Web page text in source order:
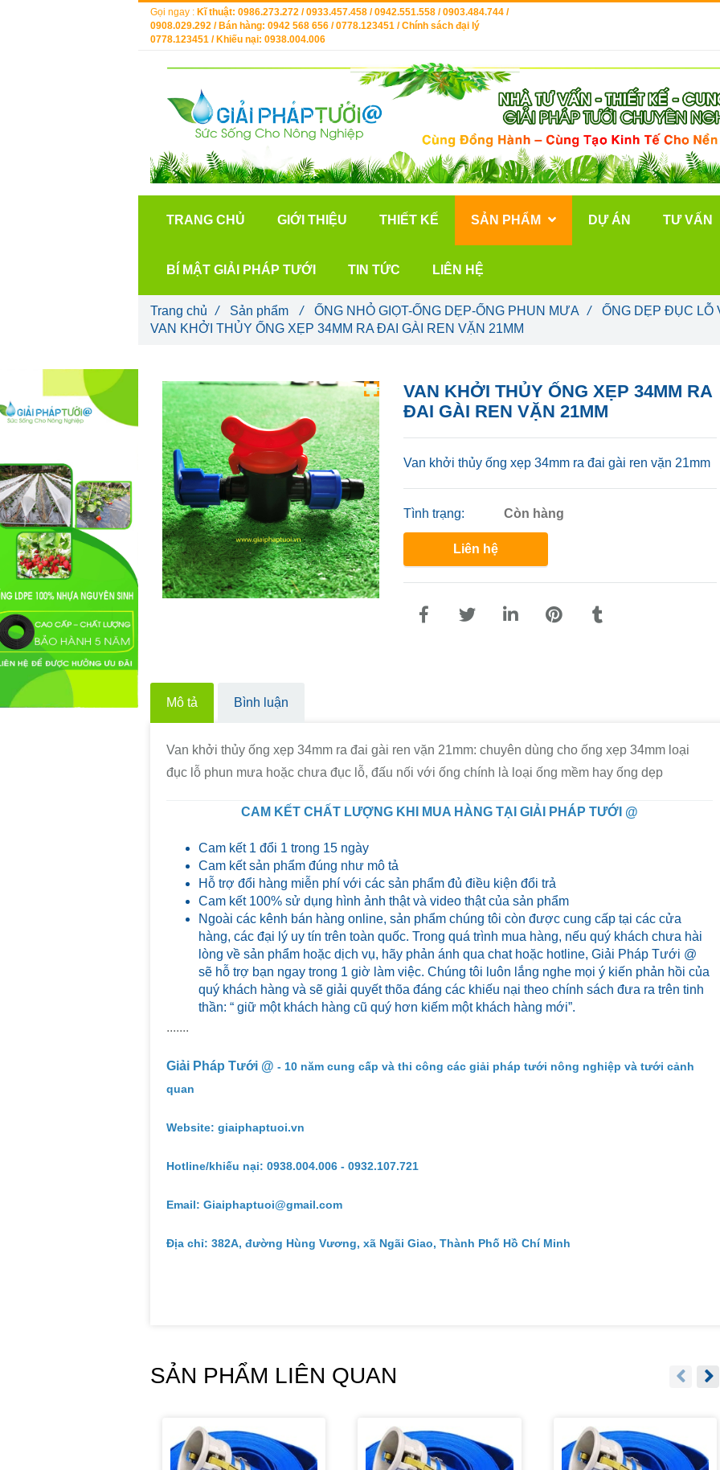
VAN KHỞI THỦY ỐNG XẸP 34MM RA
ĐAI GÀI REN VẶN 21MM
Van khởi thủy ống xẹp 34mm ra đai gài ren vặn 21mm
Tình trạng: Còn hàng
Liên hệ
Mô tả Bình luận
Van khởi thủy ống xẹp 34mm ra đai gài ren vặn 21mm: chuyên dùng cho ống xẹp 34mm loại
đục lỗ phun mưa hoặc chưa đục lỗ, đấu nối với ống chính là loại ống mềm hay ống dẹp
CAM KẾT CHẤT LƯỢNG KHI MUA HÀNG TẠI GIẢI PHÁP TƯỚI @
Cam kết 1 đổi 1 trong 15 ngày
Cam kết sản phẩm đúng như mô tả
Hỗ trợ đổi hàng miễn phí với các sản phẩm đủ điều kiện đổi trả
Cam kết 100% sử dụng hình ảnh thật và video thật của sản phẩm
Ngoài các kênh bán hàng online, sản phẩm chúng tôi còn được cung cấp tại các cửa
hàng, các đại lý uy tín trên toàn quốc. Trong quá trình mua hàng, nếu quý khách chưa hài
lòng về sản phẩm hoặc dịch vụ, hãy phản ánh qua chat hoặc hotline, Giải Pháp Tưới @
sẽ hỗ trợ bạn ngay trong 1 giờ làm việc. Chúng tôi luôn lắng nghe mọi ý kiến phản hồi của
quý khách hàng và sẽ giải quyết thõa đáng các khiếu nại theo chính sách đưa ra trên tinh
thần: “ giữ một khách hàng cũ quý hơn kiếm một khách hàng mới”.
.......
Giải Pháp Tưới @ - 10 năm cung cấp và thi công các giải pháp tưới nông nghiệp và tưới cảnh
quan
Website: giaiphaptuoi.vn
Hotline/khiếu nại: 0938.004.006 - 0932.107.721
Email: Giaiphaptuoi@gmail.com
Địa chỉ: 382A, đường Hùng Vương, xã Ngãi Giao, Thành Phố Hồ Chí Minh
SẢN PHẨM LIÊN QUAN
Trang chủ / Sản phẩm / ỐNG NHỎ GIỌT-ỐNG DẸP-ỐNG PHUN MƯA / ỐNG DẸP ĐỤC LỖ
VAN KHỞI THỦY ỐNG XẸP 34MM RA ĐAI GÀI REN VẶN 21MM
Gọi ngay : Kĩ thuật: 0986.273.272 / 0933.457.458 / 0942.551.558 / 0903.484.744 /
0908.029.292 / Bán hàng: 0942 568 656 / 0778.123451 / Chính sách đại lý
0778.123451 / Khiếu nại: 0938.004.006
TRANG CHỦ GIỚI THIỆU THIẾT KẾ SẢN PHẨM DỰ ÁN TƯ VẤN
BÍ MẬT GIẢI PHÁP TƯỚI TIN TỨC LIÊN HỆ